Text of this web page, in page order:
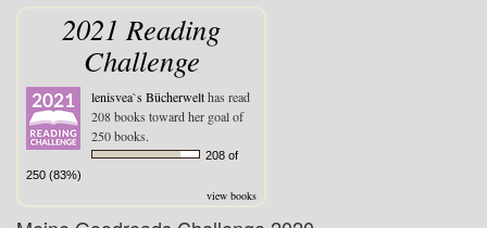
2021 Reading
Challenge
lenisvea`s Bücherwelthas read
208 books toward her goal of
250 books.
208 of
250 (83%)
view books